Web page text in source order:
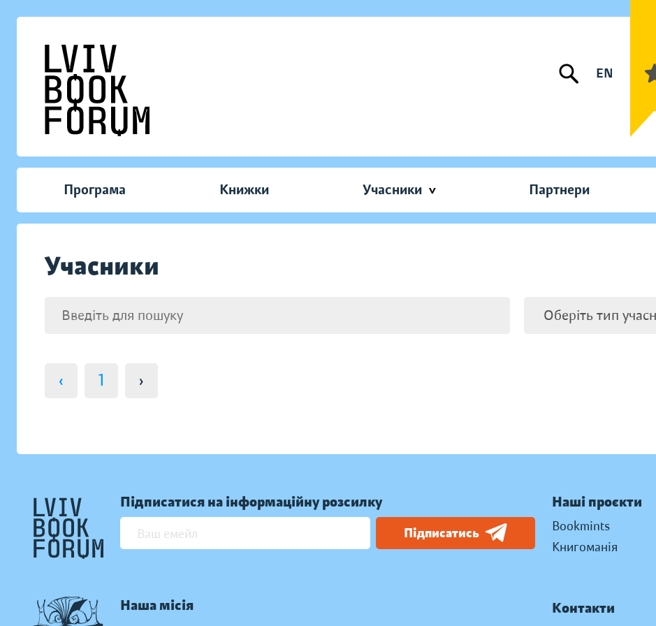
EN
Програма Книжки Учасники Партнери
Учасники
‹ 1 ›
Підписатися на інформаційну розсилку
Підписатись
Наша місія
Наші проєкти
Bookmints
Книгоманія
Контакти